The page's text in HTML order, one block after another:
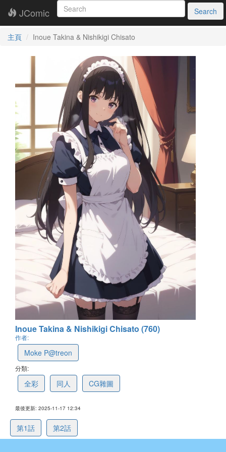
JComic Search
主頁 Inoue Takina & Nishikigi Chisato
Inoue Takina & Nishikigi Chisato (760)
作者:
Moke P@treon
分類:
全彩 同人 CG雜圖
最後更新: 2025-11-17 12:34
第1話 第2話